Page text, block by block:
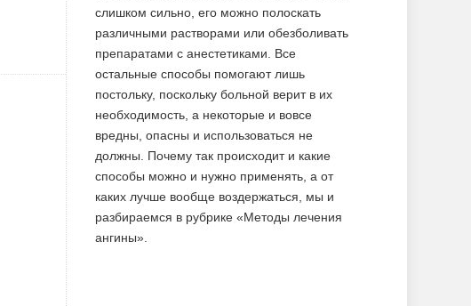
слишком сильно, его можно полоскать
различными растворами или обезболивать
препаратами с анестетиками. Все
остальные способы помогают лишь
постольку, поскольку больной верит в их
необходимость, а некоторые и вовсе
вредны, опасны и использоваться не
должны. Почему так происходит и какие
способы можно и нужно применять, а от
каких лучше вообще воздержаться, мы и
разбираемся в рубрике «Методы лечения
ангины».